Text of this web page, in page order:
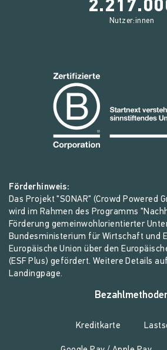
Nutzer:innen
Förderhinweis:
Das Projekt "SONAR" (Crowd Powered
wird im Rahmen des Programms
Förderung gemeinwohlorientierter
Bundesministerium für Wirtschaft und
Europäische Union über den
(ESF Plus) gefördert. Weitere Details
Landingpage.
Kreditkarte